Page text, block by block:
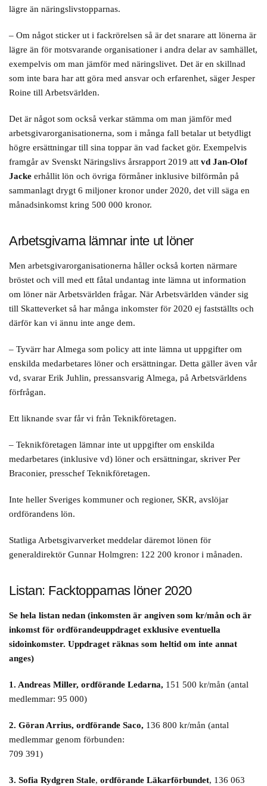
lägre än näringslivstopparnas.
– Om något sticker ut i fackrörelsen så är det snarare att lönerna är
lägre än för motsvarande organisationer i andra delar av samhället,
exempelvis om man jämför med näringslivet. Det är en skillnad
som inte bara har att göra med ansvar och erfarenhet, säger Jesper
Roine till Arbetsvärlden.
Det är något som också verkar stämma om man jämför med
arbetsgivarorganisationerna, som i många fall betalar ut betydligt
högre ersättningar till sina toppar än vad facket gör. Exempelvis
framgår av Svenskt Näringslivs årsrapport 2019 att vd Jan-Olof
Jacke erhållit lön och övriga förmåner inklusive bilförmån på
sammanlagt drygt 6 miljoner kronor under 2020, det vill säga en
månadsinkomst kring 500 000 kronor.
Arbetsgivarna lämnar inte ut löner
Men arbetsgivarorganisationerna håller också korten närmare
bröstet och vill med ett fåtal undantag inte lämna ut information
om löner när Arbetsvärlden frågar. När Arbetsvärlden vänder sig
till Skatteverket så har många inkomster för 2020 ej fastställts och
därför kan vi ännu inte ange dem.
– Tyvärr har Almega som policy att inte lämna ut uppgifter om
enskilda medarbetares löner och ersättningar. Detta gäller även vår
vd, svarar Erik Juhlin, pressansvarig Almega, på Arbetsvärldens
förfrågan.
Ett liknande svar får vi från Teknikföretagen.
– Teknikföretagen lämnar inte ut uppgifter om enskilda
medarbetares (inklusive vd) löner och ersättningar, skriver Per
Braconier, presschef Teknikföretagen.
Inte heller Sveriges kommuner och regioner, SKR, avslöjar
ordförandens lön.
Statliga Arbetsgivarverket meddelar däremot lönen för
generaldirektör Gunnar Holmgren: 122 200 kronor i månaden.
Listan: Facktopparnas löner 2020
Se hela listan nedan (inkomsten är angiven som kr/mån och är
inkomst för ordförandeuppdraget exklusive eventuella
sidoinkomster. Uppdraget räknas som heltid om inte annat
anges)
1. Andreas Miller, ordförande Ledarna, 151 500 kr/mån (antal
medlemmar: 95 000)
2. Göran Arrius, ordförande Saco, 136 800 kr/mån (antal
medlemmar genom förbunden:
709 391)
3. Sofia Rydgren Stale, ordförande Läkarförbundet, 136 063